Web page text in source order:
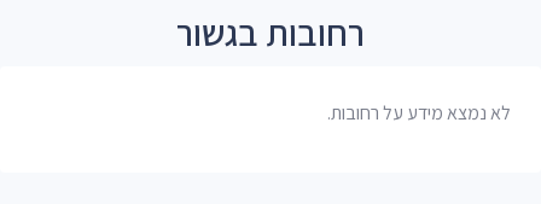
רחובות בגשור
לא נמצא מידע על רחובות.